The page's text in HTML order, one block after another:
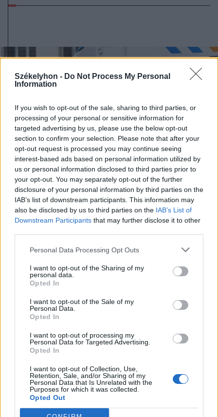
Székelyhon - Do Not Process My Personal
Information
If you wish to opt-out of the sale, sharing to third parties, or
processing of your personal or sensitive information for
targeted advertising by us, please use the below opt-out
section to confirm your selection. Please note that after your
opt-out request is processed you may continue seeing
interest-based ads based on personal information utilized by
us or personal information disclosed to third parties prior to
your opt-out. You may separately opt-out of the further
disclosure of your personal information by third parties on the
IAB’s list of downstream participants. This information may
also be disclosed by us to third parties on the IAB’s List of
Downstream Participants that may further disclose it to other
Personal Data Processing Opt Outs
I want to opt-out of the Sharing of my
personal data.
Opted In
I want to opt-out of the Sale of my
Personal Data.
Opted In
I want to opt-out of processing my
Personal Data for Targeted Advertising.
Opted In
I want to opt-out of Collection, Use,
Retention, Sale, and/or Sharing of my
Personal Data that Is Unrelated with the
Purposes for which it was collected.
Opted Out
2026. augusztus 09., vasárnap
Fejszékkel támadtak a mentősökre
egy TikTokon terjedő álhír miatt –
videóval